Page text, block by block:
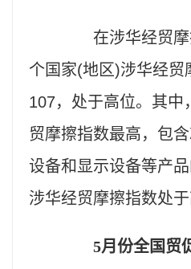
在涉华经贸摩
个国家(地区)涉华经贸
107，处于高位。其中
贸摩擦指数最高，包
设备和显示设备等产
涉华经贸摩擦指数处于
5月份全国贸